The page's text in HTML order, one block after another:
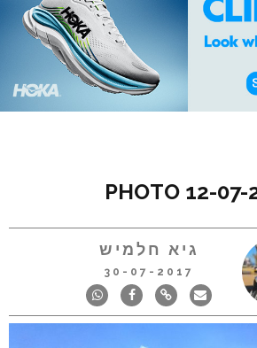
PHOTO 12-07-
גיא חלמיש
30-07-2017